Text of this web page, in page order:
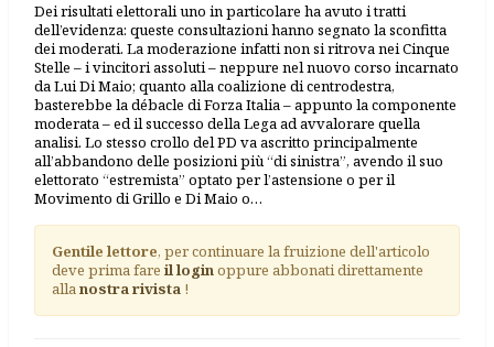
Dei risultati elettorali uno in particolare ha avuto i tratti
dell’evidenza: queste consultazioni hanno segnato la sconfitta
dei moderati. La moderazione infatti non si ritrova nei Cinque
Stelle – i vincitori assoluti – neppure nel nuovo corso incarnato
da Lui Di Maio; quanto alla coalizione di centrodestra,
basterebbe la débacle di Forza Italia – appunto la componente
moderata – ed il successo della Lega ad avvalorare quella
analisi. Lo stesso crollo del PD va ascritto principalmente
all’abbandono delle posizioni più “di sinistra”, avendo il suo
elettorato “estremista” optato per l’astensione o per il
Movimento di Grillo e Di Maio o…
Gentile lettore, per continuare la fruizione dell'articolo
deve prima fare il loginoppure abbonati direttamente
allanostra rivista !